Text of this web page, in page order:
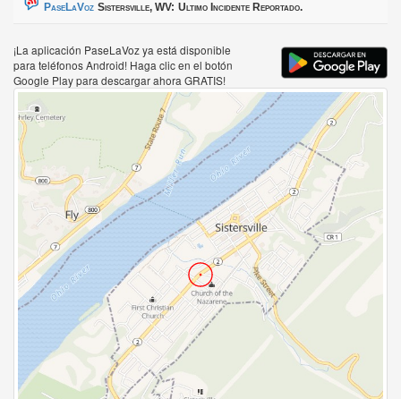
PaseLaVoz Sistersville, WV: Ultimo Incidente Reportado.
¡La aplicación PaseLaVoz ya está disponible
para teléfonos Android! Haga clic en el botón
Google Play para descargar ahora GRATIS!